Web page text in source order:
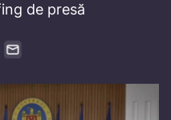
de presă